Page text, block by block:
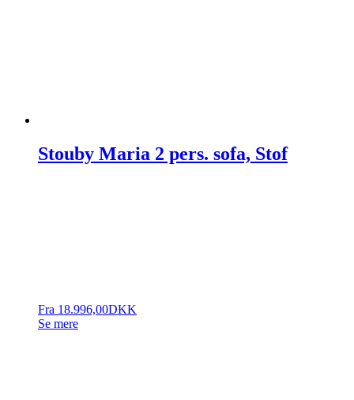
Stouby Maria 2 pers. sofa, Stof
Fra 18.996,00DKK
Se mere